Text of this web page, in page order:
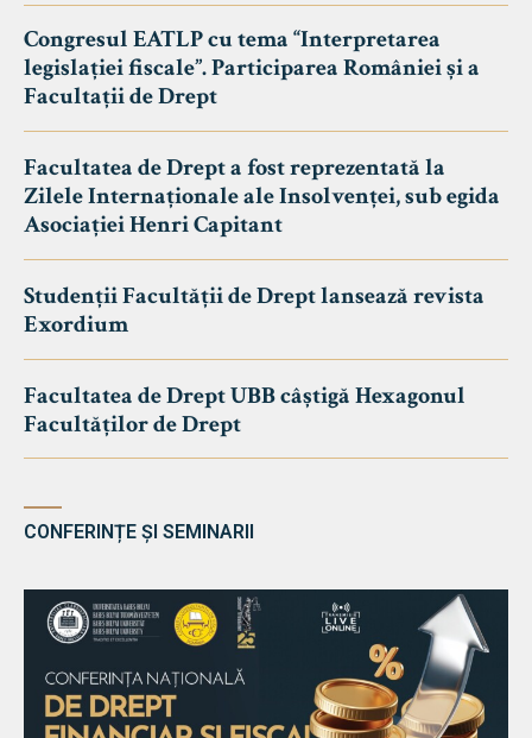
Congresul EATLP cu tema “Interpretarea
legislației fiscale”. Participarea României și a
Facultații de Drept
Facultatea de Drept a fost reprezentată la
Zilele Internaționale ale Insolvenței, sub egida
Asociației Henri Capitant
Studenții Facultății de Drept lansează revista
Exordium
Facultatea de Drept UBB câștigă Hexagonul
Facultăților de Drept
CONFERINȚE ȘI SEMINARII